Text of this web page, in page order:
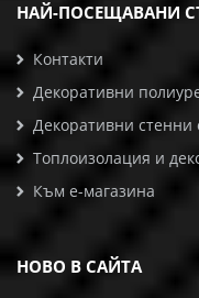
НАЙ-ПОСЕЩАВАНИ
Контакти
Декоративни
Декоративни стенни
Топлоизолация и
Към е-магазина
НОВО В САЙТА